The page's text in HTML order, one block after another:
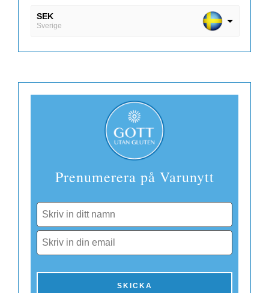
SEK
Sverige
EUR
Prenumerera på Varunytt